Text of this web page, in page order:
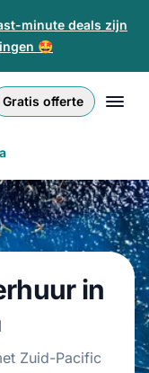
minute deals zijn
🤩
Gratis offerte
in
Zuid-Pacific